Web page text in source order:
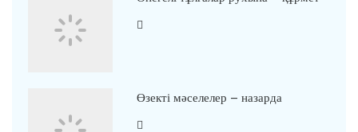
Өзекті мәселелер – назарда